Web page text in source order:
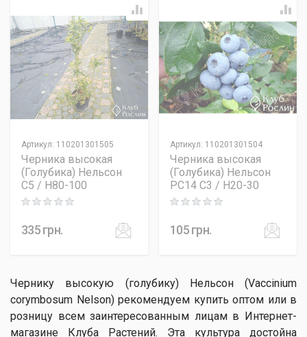
Артикул: 110201301505
Черника высокая
(Голубика) Нельсон
C5 / H80-100
Rating: 0 out of 5
335грн.
Артикул: 110201301504
Черника высокая
(Голубика) Нельсон
PC14 C3 / H20-30
Rating: 0 out of 5
105грн.
Чернику высокую (голубику) Нельсон (Vaccinium
corymbosum Nelson) рекомендуем купить оптом или в
розницу всем заинтересованным лицам в Интернет-
магазине Клуба Растений. Эта культура достойна